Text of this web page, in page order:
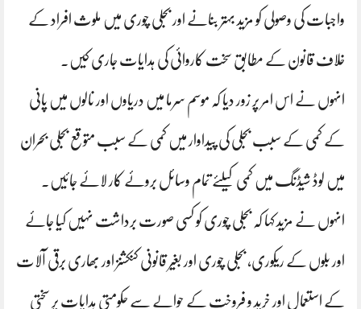
واجبات کی وصولی کو مزید بہتر بنانے اور بجلی چوری میں ملوث افراد کے
خلاف قانون کے مطابق سخت کاروائی کی ہدایات جاری کیں۔
انہوں نے اس امر پر زور دیا کہ موسم سرما میں دریاوں اور نالوں میں پانی
کے کمی کے سبب بجلی کی پیداوار میں کمی کے سبب متوقع بجلی بحران
میں لوڈ شیڈنگ میں کمی کیلئے تمام وسائل بروئے کار لائے جائیں۔
انہوں نے مزید کہا کہ بجلی چوری کو کسی صورت برداشت نہیں کیا جائے
اور بلوں کے ریکوری، بجلی چوری اور بغیر قانونی کنکشنز اور بھاری برقی آلات
کے استعمال اور خرید و فروخت کے حوالے سے حکومتی ہدایات پر سختی